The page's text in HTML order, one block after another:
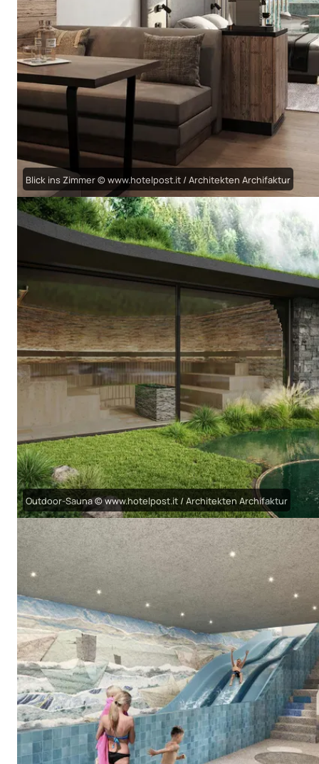
Blick ins Zimmer © www.hotelpost.it / Architekten Archifaktur
Outdoor-Sauna © www.hotelpost.it / Architekten Archifaktur